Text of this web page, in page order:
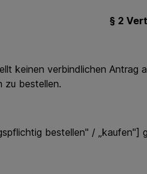
§ 2
verbindlichen Antrag
zu bestellen.
bestellen" / „kaufen"]